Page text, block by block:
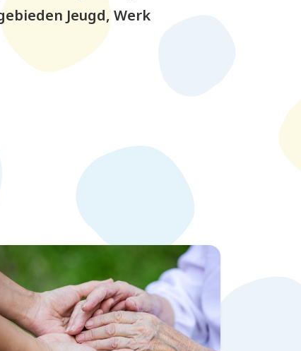
Jeugd, Werk